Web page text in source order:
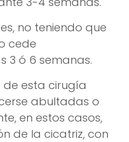
no teniendo que
cede
3 ó 6 semanas.
de esta cirugía
abultadas o
en estos casos,
de la cicatriz, con